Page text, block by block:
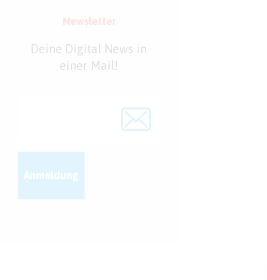
Newsletter
Deine Digital News in
einer Mail!
Anmeldung